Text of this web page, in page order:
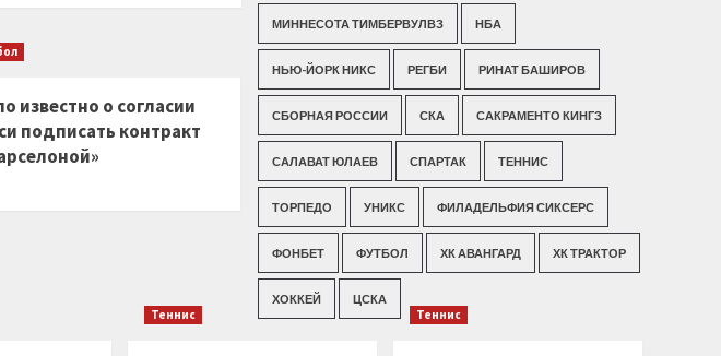
известно о согласии
подписать контракт
МИННЕСОТА ТИМБЕРВУЛВЗ НБА
НЬЮ-ЙОРК НИКС РЕГБИ РИНАТ БАШИРОВ
СБОРНАЯ РОССИИ СКА САКРАМЕНТО КИНГЗ
САЛАВАТ ЮЛАЕВ СПАРТАК ТЕННИС
ТОРПЕДО УНИКС ФИЛАДЕЛЬФИЯ СИКСЕРС
ФОНБЕТ ФУТБОЛ ХК АВАНГАРД ХК ТРАКТОР
ХОККЕЙ ЦСКА
Теннис Теннис